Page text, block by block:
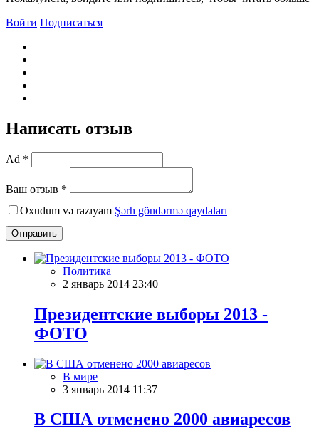
Войти Подписаться
Написать отзыв
Ad *
Ваш отзыв *
Oxudum və razıyam Şərh göndərmə qaydaları
Отправить
Политика
2 январь 2014 23:40
Президентские выборы 2013 -
ФОТО
В мире
3 январь 2014 11:37
В США отменено 2000 авиаресов